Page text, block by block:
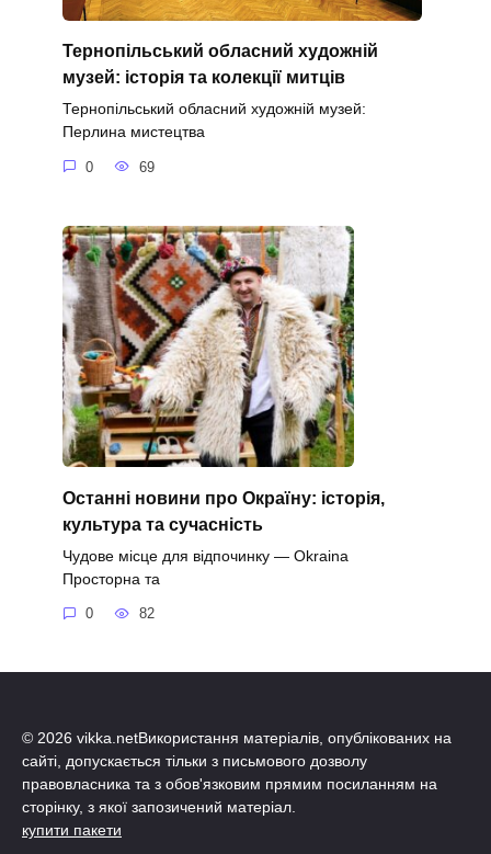
Тернопільський обласний художній
музей: історія та колекції митців
Тернопільський обласний художній музей:
Перлина мистецтва
0 69
Останні новини про Окраїну: історія,
культура та сучасність
Чудове місце для відпочинку — Okraina
Просторна та
0 82
© 2026 vikka.netВикористання матеріалів, опублікованих на
сайті, допускається тільки з письмового дозволу
правовласника та з обов'язковим прямим посиланням на
сторінку, з якої запозичений матеріал.
купити пакети